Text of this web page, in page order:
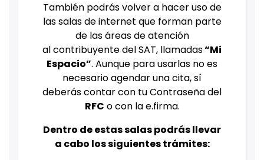
También podrás volver a hacer uso de
las salas de internet que forman parte
de las áreas de atención
al contribuyente del SAT, llamadas“Mi
Espacio”. Aunque para usarlas no es
necesario agendar una cita, sí
deberás contar con tu Contraseña del
RFC o con la e.firma.
Dentro de estas salas podrás llevar
a cabo los siguientes trámites: